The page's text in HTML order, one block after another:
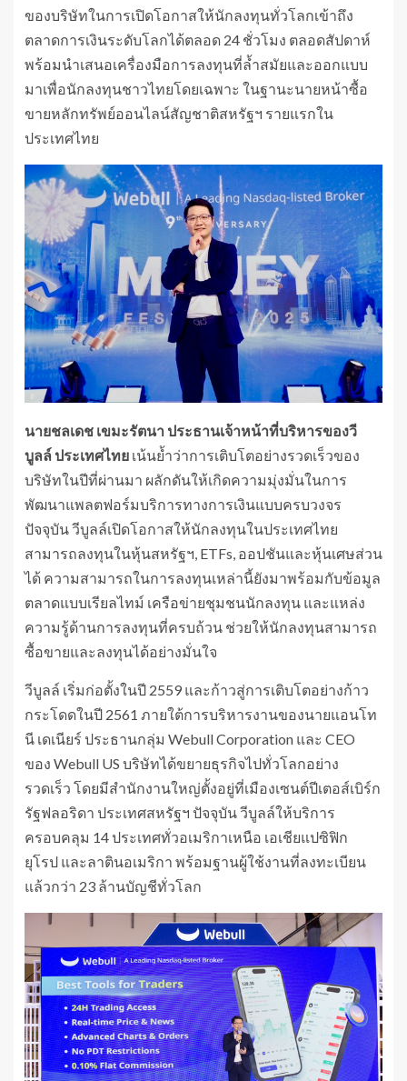
ของบริษัทในการเปิดโอกาสให้นักลงทุนทั่วโลกเข้าถึง
ตลาดการเงินระดับโลกได้ตลอด 24 ชั่วโมง ตลอดสัปดาห์
พร้อมนำเสนอเครื่องมือการลงทุนที่ล้ำสมัยและออกแบบ
มาเพื่อนักลงทุนชาวไทยโดยเฉพาะ ในฐานะนายหน้าซื้อ
ขายหลักทรัพย์ออนไลน์สัญชาติสหรัฐฯ รายแรกใน
ประเทศไทย
นายชลเดช เขมะรัตนา ประธานเจ้าหน้าที่บริหารของวี
บูลล์ ประเทศไทย เน้นย้ำว่าการเติบโตอย่างรวดเร็วของ
บริษัทในปีที่ผ่านมา ผลักดันให้เกิดความมุ่งมั่นในการ
พัฒนาแพลตฟอร์มบริการทางการเงินแบบครบวงจร
ปัจจุบัน วีบูลล์เปิดโอกาสให้นักลงทุนในประเทศไทย
สามารถลงทุนในหุ้นสหรัฐฯ, ETFs, ออปชันและหุ้นเศษส่วน
ได้ ความสามารถในการลงทุนเหล่านี้ยังมาพร้อมกับข้อมูล
ตลาดแบบเรียลไทม์ เครือข่ายชุมชนนักลงทุน และแหล่ง
ความรู้ด้านการลงทุนที่ครบถ้วน ช่วยให้นักลงทุนสามารถ
ซื้อขายและลงทุนได้อย่างมั่นใจ
วีบูลล์ เริ่มก่อตั้งในปี 2559 และก้าวสู่การเติบโตอย่างก้าว
กระโดดในปี 2561 ภายใต้การบริหารงานของนายแอนโท
นี เดเนียร์ ประธานกลุ่ม Webull Corporation และ CEO
ของ Webull US บริษัทได้ขยายธุรกิจไปทั่วโลกอย่าง
รวดเร็ว โดยมีสำนักงานใหญ่ตั้งอยู่ที่เมืองเซนต์ปีเตอส์เบิร์ก
รัฐฟลอริดา ประเทศสหรัฐฯ ปัจจุบัน วีบูลล์ให้บริการ
ครอบคลุม 14 ประเทศทั่วอเมริกาเหนือ เอเชียแปซิฟิก
ยุโรป และลาตินอเมริกา พร้อมฐานผู้ใช้งานที่ลงทะเบียน
แล้วกว่า 23 ล้านบัญชีทั่วโลก